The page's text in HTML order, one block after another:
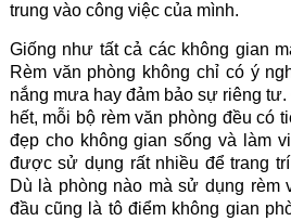
trung vào công việc của mình.
Giống như tất cả các không gian
Rèm văn phòng không chỉ có ý
nắng mưa hay đảm bảo sự riêng
hết, mỗi bộ rèm văn phòng đều có
đẹp cho không gian sống và làm
được sử dụng rất nhiều để trang
Dù là phòng nào mà sử dụng rèm
đầu cũng là tô điểm không gian